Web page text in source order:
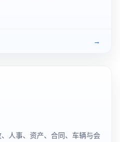
→
人事、资产、合同、车辆与会